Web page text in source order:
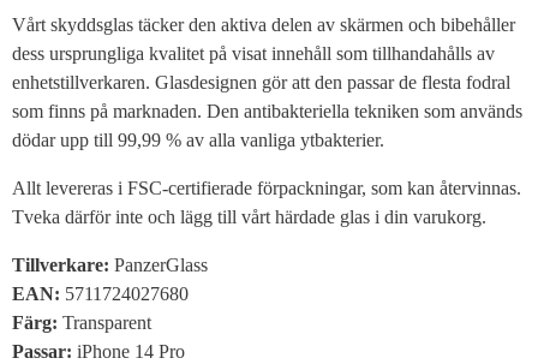
Vårt skyddsglas täcker den aktiva delen av skärmen och bibehåller
dess ursprungliga kvalitet på visat innehåll som tillhandahålls av
enhetstillverkaren. Glasdesignen gör att den passar de flesta fodral
som finns på marknaden. Den antibakteriella tekniken som används
dödar upp till 99,99 % av alla vanliga ytbakterier.
Allt levereras i FSC-certifierade förpackningar, som kan återvinnas.
Tveka därför inte och lägg till vårt härdade glas i din varukorg.
Tillverkare: PanzerGlass
EAN: 5711724027680
Färg: Transparent
Passar: iPhone 14 Pro